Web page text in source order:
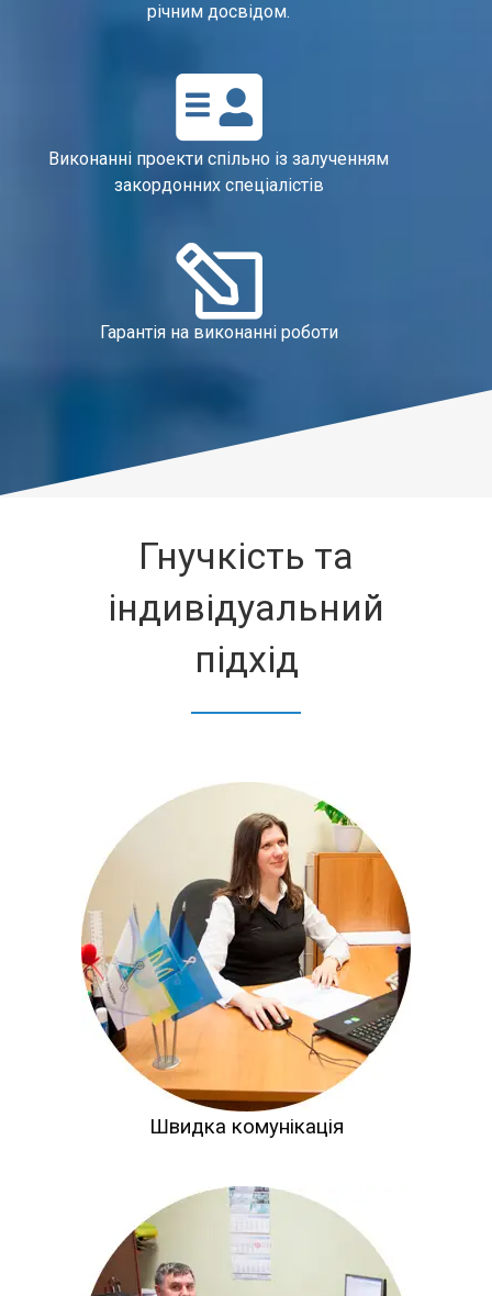
річним досвідом.
Виконанні проекти спільно із залученням
закордонних спеціалістів
Гарантія на виконанні роботи
Гнучкість та
індивідуальний
підхід
Швидка комунікація